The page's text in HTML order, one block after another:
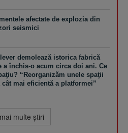
afectate de explozia din
seismici
demolează istorica fabrică
a închis-o acum circa doi ani. Ce
“Reorganizăm unele spaţii
mai eficientă a platformei”
multe ştiri